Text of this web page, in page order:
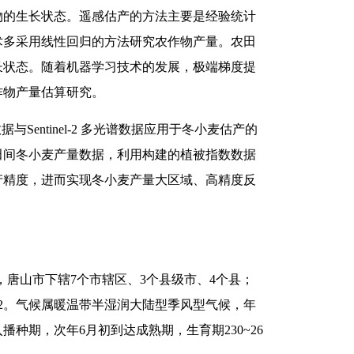
生长状态。遥感估产的方法主要是经验统计
采用线性回归的方法研究农作物产量。农田
态。随着机器学习技术的发展，极端梯度提
产量估算研究。
与Sentinel-2 多光谱数据应用于冬小麦估产的
冬小麦产量数据，利用构建的植被指数数据
度，进而实现冬小麦产量大区域、高精度反
唐山市下辖7个市辖区、3个县级市、4个县；
气候属暖温带半湿润大陆型季风型气候，年
种期，次年6月初到达成熟期，生育期230~26